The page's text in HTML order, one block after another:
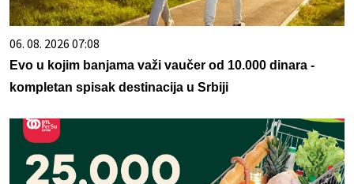
06. 08. 2026 07:08
Evo u kojim banjama važi vaučer od 10.000 dinara -
kompletan spisak destinacija u Srbiji